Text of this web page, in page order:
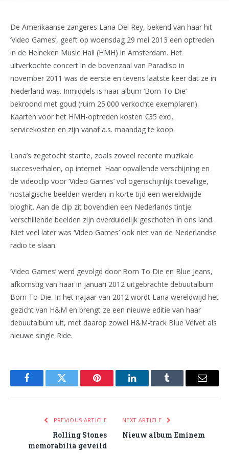
De Amerikaanse zangeres Lana Del Rey, bekend van haar hit
‘Video Games’, geeft op woensdag 29 mei 2013 een optreden
in de Heineken Music Hall (HMH) in Amsterdam. Het
uitverkochte concert in de bovenzaal van Paradiso in
november 2011 was de eerste en tevens laatste keer dat ze in
Nederland was. Inmiddels is haar album ‘Born To Die’
bekroond met goud (ruim 25.000 verkochte exemplaren).
Kaarten voor het HMH-optreden kosten €35 excl.
servicekosten en zijn vanaf a.s. maandag te koop.
Lana’s zegetocht startte, zoals zoveel recente muzikale
succesverhalen, op internet. Haar opvallende verschijning en
de videoclip voor ‘Video Games’ vol ogenschijnlijk toevallige,
nostalgische beelden werden in korte tijd een wereldwijde
bloghit. Aan de clip zit bovendien een Nederlands tintje:
verschillende beelden zijn overduidelijk geschoten in ons land.
Niet veel later was ‘Video Games’ ook niet van de Nederlandse
radio te slaan.
‘Video Games’ werd gevolgd door Born To Die en Blue Jeans,
afkomstig van haar in januari 2012 uitgebrachte debuutalbum
Born To Die. In het najaar van 2012 wordt Lana wereldwijd het
gezicht van H&M en brengt ze een nieuwe editie van haar
debuutalbum uit, met daarop zowel H&M-track Blue Velvet als
nieuwe single Ride.
FacebookTwitter Pinterest LinkedInTumblr Email
PREVIOUS ARTICLE
Rolling Stones
memorabilia geveild
NEXT ARTICLE
Nieuw album Eminem